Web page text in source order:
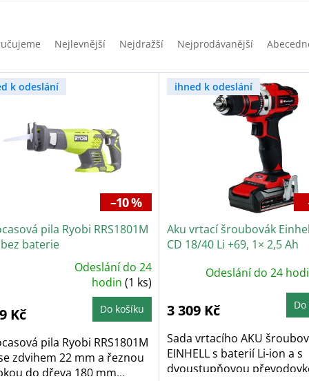
Nejlevnější Nejdražší Nejprodávanější
k odeslání
–10 %
pila Ryobi RRS1801M
bez baterie
Odeslání do 24
hodin(1 ks)
Kč Do košíku
pila Ryobi RRS1801M
zdvihem 22 mm a řeznou
do dřeva 180 mm...
ihned k odeslání
Aku vrtací šroubovák
CD 18/40 Li +69, 1× 2,5 Ah
Odeslání do 24
3 309 Kč
Sada vrtacího AKU
EINHELL s baterií Li-ion a s
dvoustupňovou